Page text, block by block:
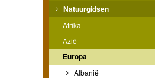
Natuurgidsen
Afrika
Azië
Europa
Albanië